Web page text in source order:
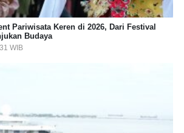
Pariwisata Keren di 2026, Dari Festival
Budaya
WIB